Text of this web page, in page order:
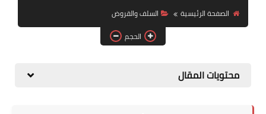
قسم التطبيقات
قطع الاراضي
الصفحة الرئيسية
السلف والقروض
الحجم
محتويات المقال